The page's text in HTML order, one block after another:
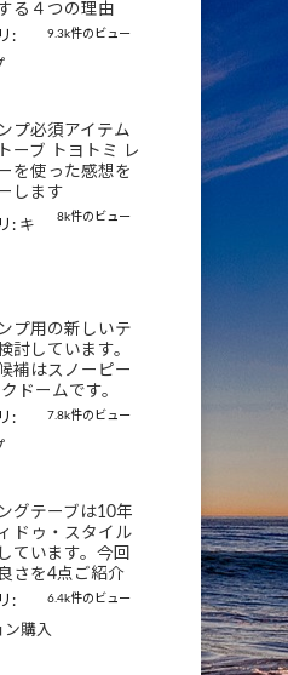
る４つの理由
9.3k件のビュー
:
プ必須アイテム
ーブ トヨトミ レ
を使った感想を
します
8k件のビュー
: キ
プ用の新しいテ
討しています。
補はスノーピー
ドームです。
7.8k件のビュー
:
グテーブは10年
ドゥ・スタイル
ています。今回
さを4点ご紹介
6.4k件のビュー
:
ン購入